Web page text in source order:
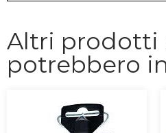
Altri prodotti
potrebbero